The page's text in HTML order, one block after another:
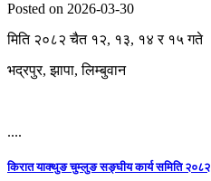
Posted on 2026-03-30
मिति २०८२ चैत १२, १३, १४ र १५ गते
भद्रपुर, झापा, लिम्बुवान
....
किरात याक्थुङ चुम्लुङ सङ्घीय कार्य समिति २०८२